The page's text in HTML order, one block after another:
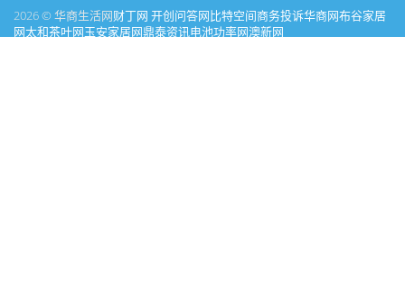
2026 © 华商生活网财丁网 开创问答网比特空间商务投诉华商网布谷家居
网太和茶叶网玉安家居网鼎泰资讯电池功率网澳新网